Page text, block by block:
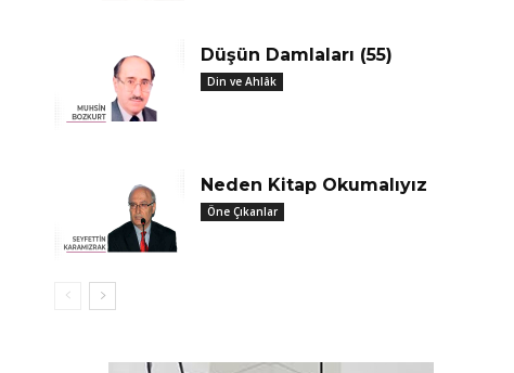
Düşün Damlaları (55)
Din ve Ahlâk
Neden Kitap Okumalıyız
Öne Çıkanlar